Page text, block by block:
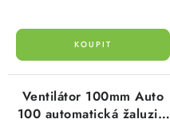
Ventilátor 100mm Auto
100 automatická žaluzie,